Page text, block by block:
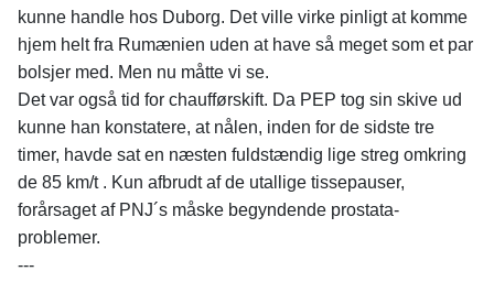
kunne handle hos Duborg. Det ville virke pinligt at komme
hjem helt fra Rumænien uden at have så meget som et par
bolsjer med. Men nu måtte vi se.
Det var også tid for chaufførskift. Da PEP tog sin skive ud
kunne han konstatere, at nålen, inden for de sidste tre
timer, havde sat en næsten fuldstændig lige streg omkring
de 85 km/t . Kun afbrudt af de utallige tissepauser,
forårsaget af PNJ´s måske begyndende prostata-
problemer.
---